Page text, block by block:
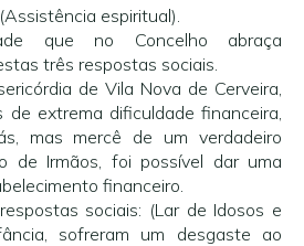
espiritual).
que no Concelho abraça
três respostas sociais.
de Vila Nova de Cerveira,
de extrema dificuldade financeira,
mas mercê de um verdadeiro
de Irmãos, foi possível dar uma
financeiro.
sociais: (Lar de Idosos e
sofreram um desgaste ao